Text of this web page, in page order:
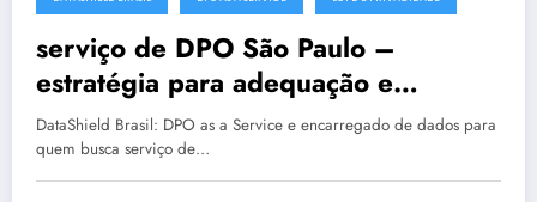
julho 19, 2025
serviço de DPO São Paulo –
estratégia para adequação e
maturidade
DataShield Brasil: DPO as a Service e encarregado de dados para
quem busca serviço de…